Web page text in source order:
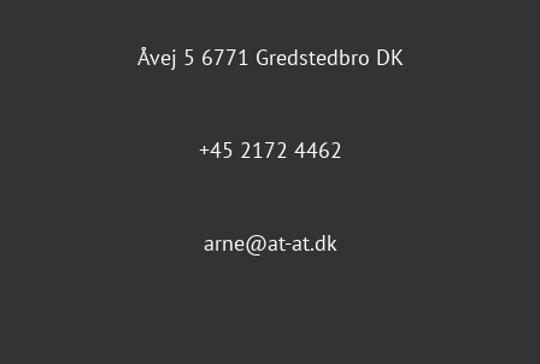
Åvej 5 6771 Gredstedbro DK
+45 2172 4462
arne@at-at.dk